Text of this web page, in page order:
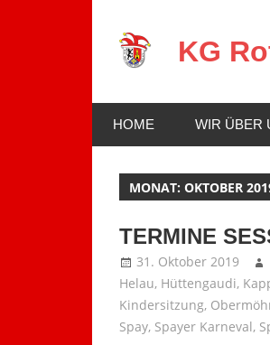
Inhalt
springen
KG
in
Spay!
HOME WIR ÜBER
MONAT:OKTOBER
TERMINE
31. Oktober 2019
Helau, Hüttengaudi,
Kindersitzung,
Spay, Spayer Karneval,